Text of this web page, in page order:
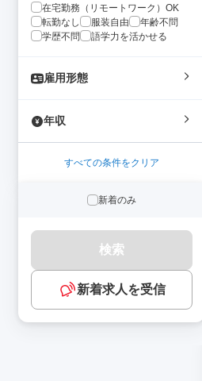
在宅勤務（リモートワーク）OK
転勤なし
服装自由
年齢不問
学歴不問
語学力を活かせる
雇用形態
年収
すべての条件をクリア
新着のみ
検索
新着求人を受信